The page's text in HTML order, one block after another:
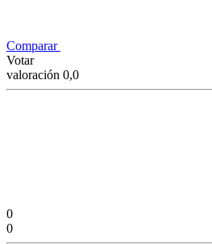
Comparar
Votar
valoración 0,0
0
0